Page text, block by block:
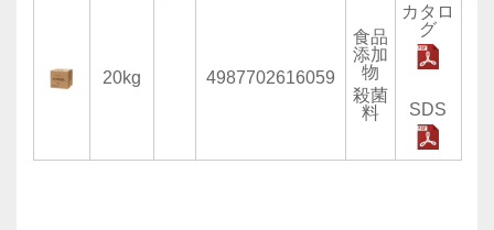
20kg 4987702616059
食品
添加
物
殺菌
料
カタロ
グ
SDS